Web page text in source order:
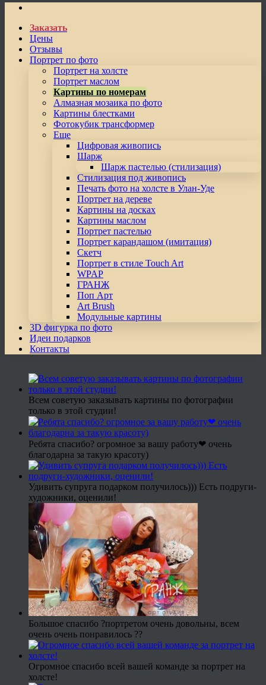
Заказать
Цены
Отзывы
Портрет по фото
Портрет на холсте
Портрет маслом
Картины по номерам
Алмазная мозаика по фото
Картины блестками
Фотокубик трансформер
Еще
Цифровая живопись
Шарж
Шарж пастелью (стилизация)
Стилизация под живопись
Печать фото на холсте в Улан-Уде
Портрет на дереве
Картины на досках
Картины маслом
Портрет пастелью
Портрет карандашом (имитация)
Скетч
Портрет в стиле Touch Art
WPAP
ГРАНЖ
Поп Арт
Art Brush
Модульные картины
3D фигурка по фото
Идеи подарков
Контакты
Всем советую заказывать картины по фотографии
только в этой студии!
Ребята спасибо? огромное за вашу работу❤ очень
благодарна за такую красоту)
Удивить супруга подарком получилось))) Есть подруги-
художники, оценили!
Большое спасибо ?портретом очень довольны, всем
очень очень понравилось ??
Огромное спасибо всей вашей команде за портрет на
холсте!